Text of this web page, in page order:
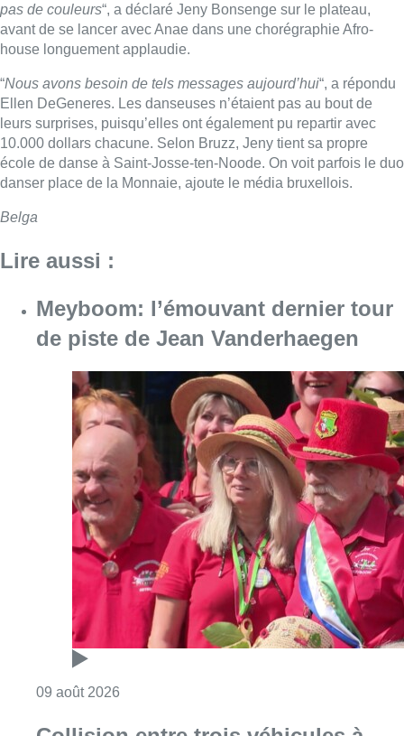
pas de couleurs“, a déclaré Jeny Bonsenge sur le plateau,
avant de se lancer avec Anae dans une chorégraphie Afro-
house longuement applaudie.
“Nous avons besoin de tels messages aujourd’hui“, a répondu
Ellen DeGeneres. Les danseuses n’étaient pas au bout de
leurs surprises, puisqu’elles ont également pu repartir avec
10.000 dollars chacune. Selon Bruzz, Jeny tient sa propre
école de danse à Saint-Josse-ten-Noode. On voit parfois le duo
danser place de la Monnaie, ajoute le média bruxellois.
Belga
Lire aussi :
Meyboom: l’émouvant dernier tour
de piste de Jean Vanderhaegen
09 août 2026